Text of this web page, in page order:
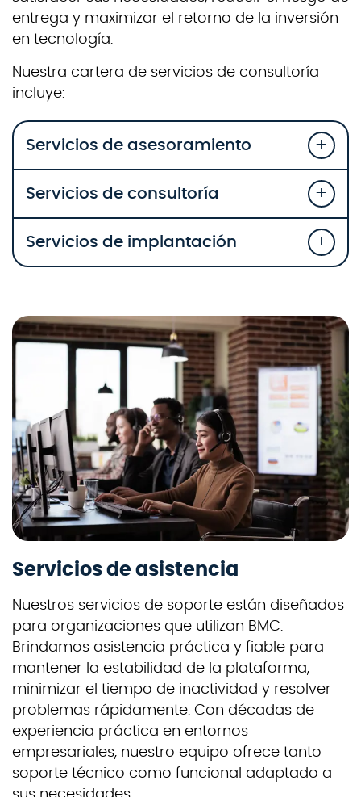
entrega y maximizar el retorno de la inversión
en tecnología.
Nuestra cartera de servicios de consultoría
incluye:
Servicios de asesoramiento
Servicios de consultoría
Servicios de implantación
Servicios de asistencia
Nuestros servicios de soporte están diseñados
para organizaciones que utilizan BMC.
Brindamos asistencia práctica y fiable para
mantener la estabilidad de la plataforma,
minimizar el tiempo de inactividad y resolver
problemas rápidamente. Con décadas de
experiencia práctica en entornos
empresariales, nuestro equipo ofrece tanto
soporte técnico como funcional adaptado a